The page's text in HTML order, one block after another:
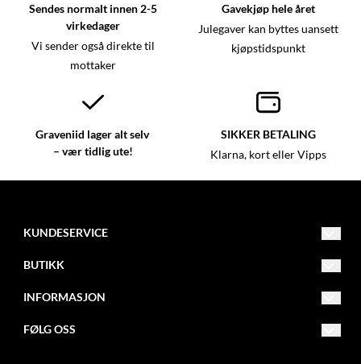
Sendes normalt innen 2-5
virkedager
Vi sender også direkte til
mottaker
Gavekjøp hele året
Julegaver kan byttes uansett
kjøpstidspunkt
Graveniid lager alt selv
– vær tidlig ute!
SIKKER BETALING
Klarna, kort eller Vipps
KUNDESERVICE
kundeservice@graveniid.no
Jorbajeakkáš 24, 9731 Karasjok
BUTIKK
INFORMASJON
Om oss
FØLG OSS